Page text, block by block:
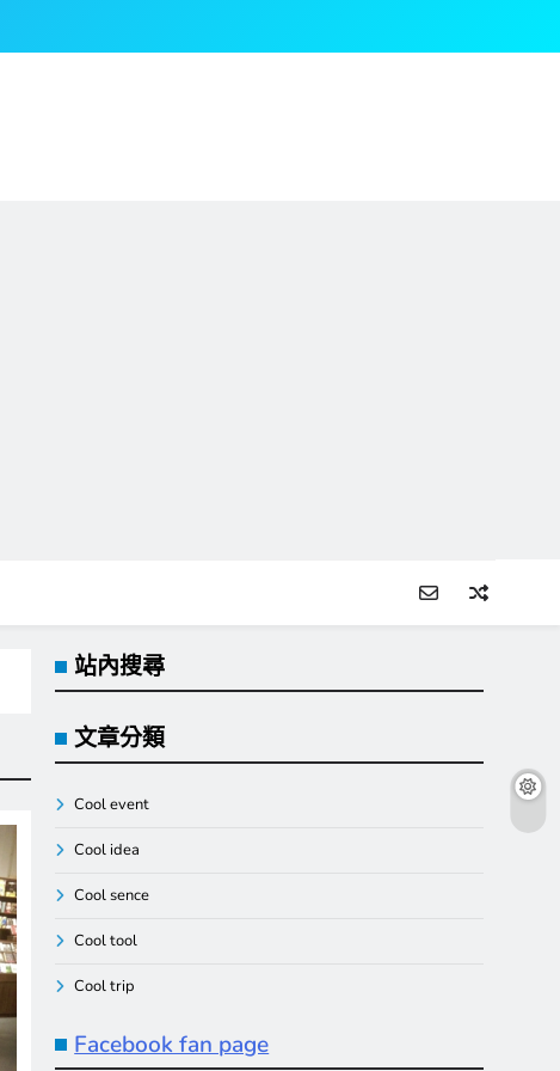
站內搜尋
文章分類
Cool event
Cool idea
Cool sence
Cool tool
Cool trip
Facebook fan page